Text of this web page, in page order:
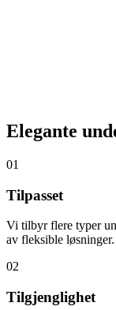
Elegante
01
Tilpasset
Vi tilbyr flere typer
av fleksible løsninger.
02
Tilgjenglighet